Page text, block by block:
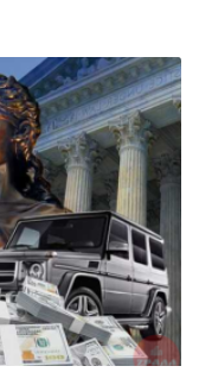
покупает»